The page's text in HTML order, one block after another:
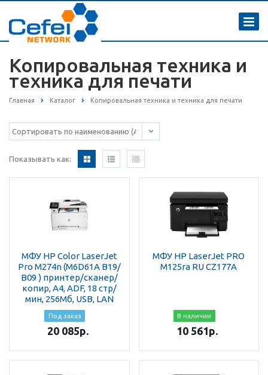
Копировальная техника и
техника для печати
Главная Каталог Копировальная техника и техника для печати
Показывать как:
МФУ HP Color LaserJet
Pro M274n (M6D61A В19/
В09 ) принтер/сканер/
копир, A4, ADF, 18 стр/
мин, 256Мб, USB, LAN
Под заказ
20 085р.
МФУ HP LaserJet PRO
M125ra RU CZ177A
В наличии
10 561р.